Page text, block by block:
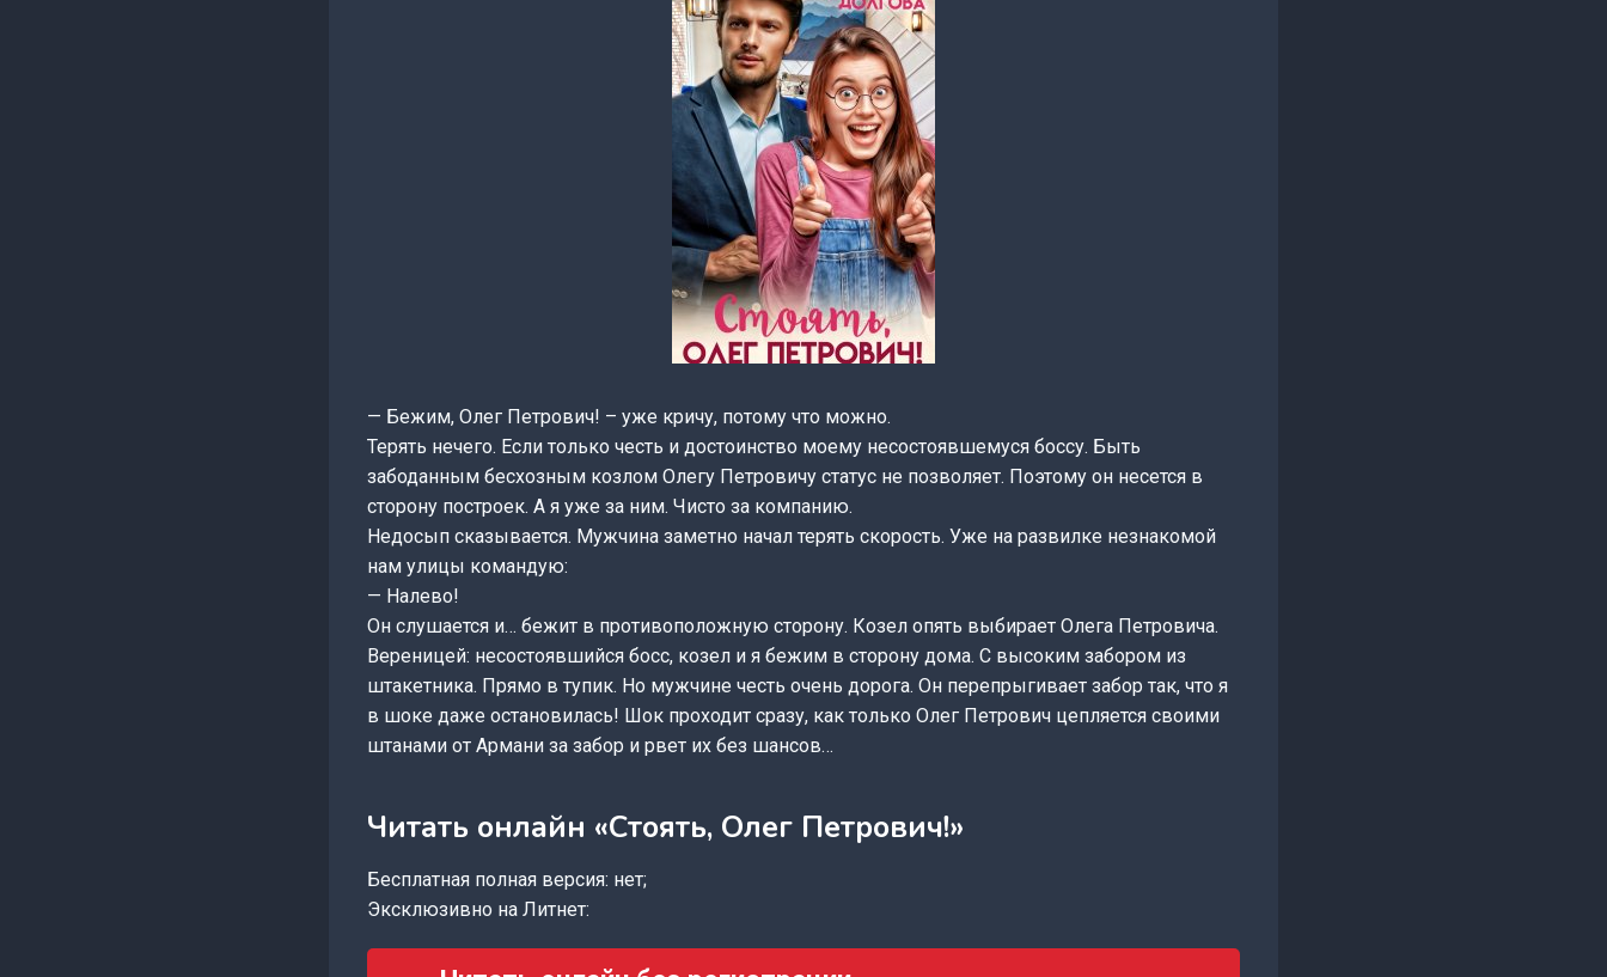
— Бежим, Олег Петрович! – уже кричу, потому что можно.
Терять нечего. Если только честь и достоинство моему несостоявшемуся боссу. Быть
забоданным бесхозным козлом Олегу Петровичу статус не позволяет. Поэтому он несется в
сторону построек. А я уже за ним. Чисто за компанию.
Недосып сказывается. Мужчина заметно начал терять скорость. Уже на развилке незнакомой
нам улицы командую:
— Налево!
Он слушается и… бежит в противоположную сторону. Козел опять выбирает Олега Петровича.
Вереницей: несостоявшийся босс, козел и я бежим в сторону дома. С высоким забором из
штакетника. Прямо в тупик. Но мужчине честь очень дорога. Он перепрыгивает забор так, что я
в шоке даже остановилась! Шок проходит сразу, как только Олег Петрович цепляется своими
штанами от Армани за забор и рвет их без шансов…
Читать онлайн «Стоять, Олег Петрович!»
Бесплатная полная версия: нет;
Эксклюзивно на Литнет: